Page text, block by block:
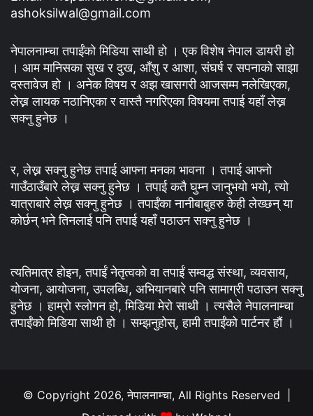
ashoksilwal@gmail.com
नेपालनाम्चा तपाईंको मिडिया साथी हो । एक विशेष नेपाल डायरी हो
। आम मानिसका सुख र दुख, आँशु र आशा, संघर्ष र सपनाको साझा
दस्तावेज हो । अनेक विषय र अझ खासगरी आजसम्म नलेखिएका,
लेख्न लायक नठानिएका र वास्तै नगरिएका विषयमा तपाई यहाँ लेख्न
सक्नु हुनेछ ।
र, लेख्न सक्नु हुनेछ तपाई आफ्ना मनका भावना । तपाई आफ्नो
गाउँठाउँबारे लेख्न सक्नु हुनेछ । तपाई कतै घुम्न जानुभयो भयो, त्यो
यात्राबारे लेख्न सक्नु हुनेछ । तपाईंका नानीबाबुहरु केही लेख्छन् या
कोर्छन् भने तिनलाई पनि तपाई यहाँ पठाउन सक्नु हुनेछ ।
त्यतिमात्र होइन, तपाईं नेतृत्वको वा तपाईं सम्वद्ध संस्था, व्यवसाय,
योजना, आयोजना, उपलब्धि, अभियानबारे पनि सामाग्री पठाउन सक्नु
हुनेछ । हाम्रो स्लोगन हो, मिडिया मेरो साथी । त्यसैले नेपालनाम्चा
तपाईंको मिडिया साथी हो । सम्झनुहोस्, हामी तपाईंको पार्टनर हौं ।
© Copyright 2026, नेपालनाम्चा, All Rights Reserved |